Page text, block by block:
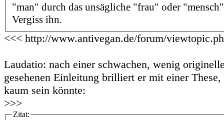
"man" durch das unsägliche "frau" oder
Vergiss ihn.
<<< http://www.antivegan.de/forum/
Laudatio: nach einer schwachen, wenig
gesehenen Einleitung brilliert er mit einer
kaum sein könnte:
>>>
Zitat: